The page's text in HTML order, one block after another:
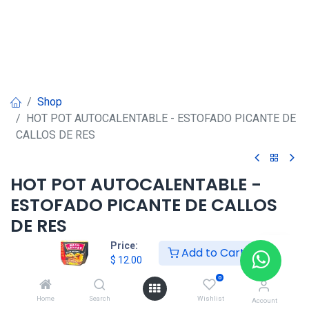
Price:
$ 12.00 Add to Cart
Home Search
0
Wishlist Account
Shop
HOT POT AUTOCALENTABLE - ESTOFADO PICANTE DE
CALLOS DE RES
HOT POT AUTOCALENTABLE -
ESTOFADO PICANTE DE CALLOS
DE RES
12.00